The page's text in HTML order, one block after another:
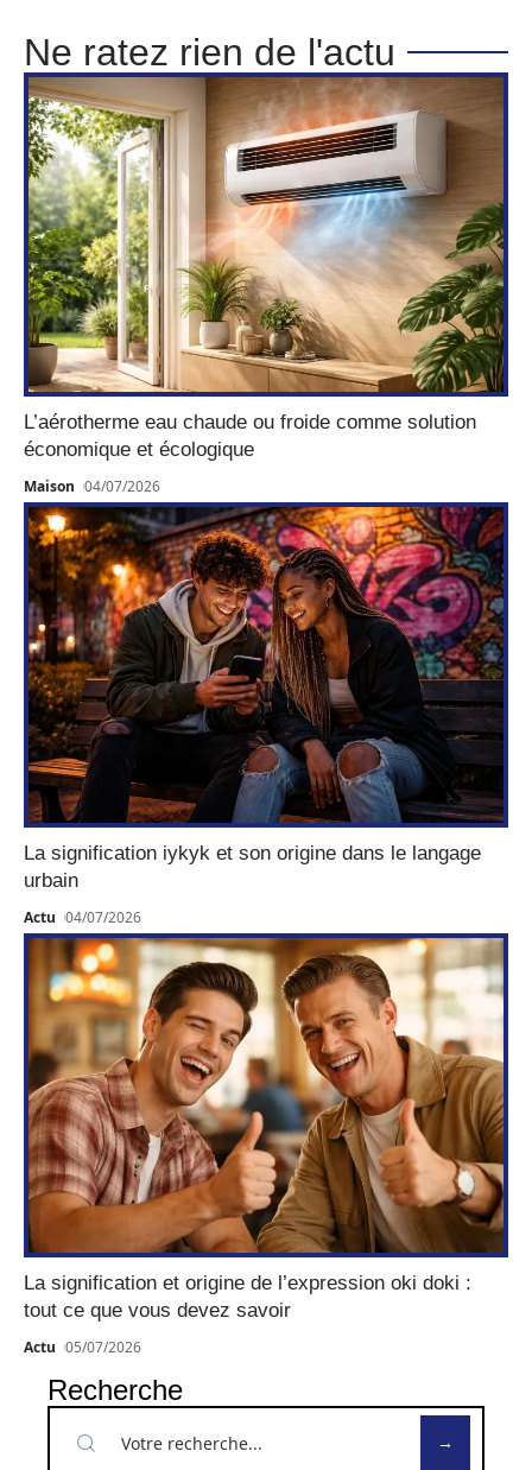
Ne ratez rien de l'actu
L’aérotherme eau chaude ou froide comme solution
économique et écologique
Maison 04/07/2026
La signification iykyk et son origine dans le langage
urbain
Actu 04/07/2026
La signification et origine de l’expression oki doki :
tout ce que vous devez savoir
Actu 05/07/2026
Recherche